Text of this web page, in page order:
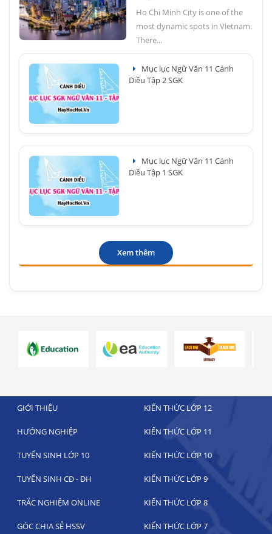
Ho Chi Minh City is one of the
most dynamic spots in Vietnam.
There...
Mục lục Ngữ Văn 11 Cánh
Diều Tập 2 SGK
Mục lục Ngữ Văn 11 Cánh
Diều Tập 1 SGK
Xem thêm
GIỚI THIỆU KIẾN THỨC LỚP 12
HƯỚNG NGHIỆP KIẾN THỨC LỚP 11
TUYỂN SINH LỚP 10 KIẾN THỨC LỚP 10
TUYỂN SINH CĐ - ĐH KIẾN THỨC LỚP 9
TRẮC NGHIỆM ONLINE KIẾN THỨC LỚP 8
GÓC CHIA SẺ HSSV KIẾN THỨC LỚP 7